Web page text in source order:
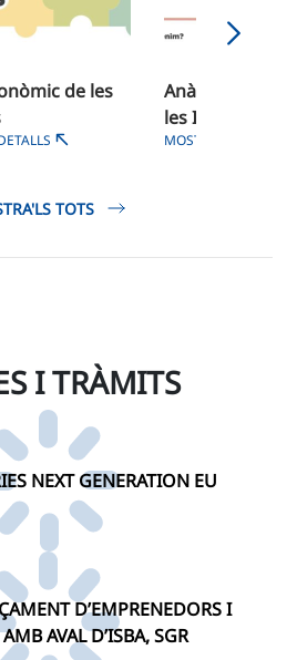
de les
Anàlisis de
les Illes Balears
MOSTRA'N ELS
TOTS
I TRÀMITS
NEXT GENERATION EU
D’EMPRENEDORS I
AVAL D’ISBA, SGR